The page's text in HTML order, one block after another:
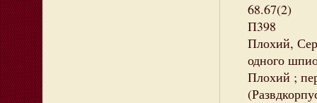
68.67(2)
П398
Плохий,
одного
Плохий ;